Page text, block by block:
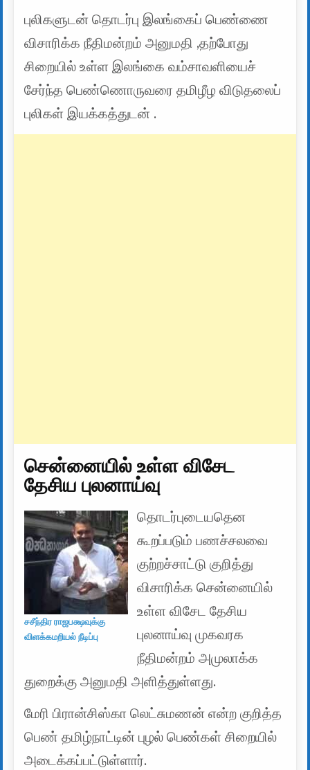
புலிகளுடன் தொடர்பு இலங்கைப் பெண்ணை
விசாரிக்க நீதிமன்றம் அனுமதி ,தற்போது
சிறையில் உள்ள இலங்கை வம்சாவளியைச்
சேர்ந்த பெண்ணொருவரை தமிழீழ விடுதலைப்
புலிகள் இயக்கத்துடன் .
சென்னையில் உள்ள விசேட
தேசிய புலனாய்வு
சசீந்திர ராஜபக்ஷவுக்கு
விளக்கமறியல் நீடிப்பு
தொடர்புடையதென
கூறப்படும் பணச்சலவை
குற்றச்சாட்டு குறித்து
விசாரிக்க சென்னையில்
உள்ள விசேட தேசிய
புலனாய்வு முகவரக
நீதிமன்றம் அமுலாக்க
துறைக்கு அனுமதி அளித்துள்ளது.
மேரி பிரான்சிஸ்கா லெட்சுமணன் என்ற குறித்த
பெண் தமிழ்நாட்டின் புழல் பெண்கள் சிறையில்
அடைக்கப்பட்டுள்ளார்.